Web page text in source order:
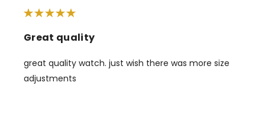
Great quality
great quality watch. just wish there was more size
adjustments